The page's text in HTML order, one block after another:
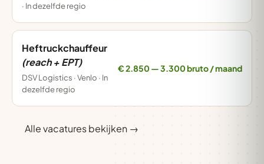
· In dezelfde regio
Heftruckchauffeur
(reach + EPT)
DSV Logistics · Venlo · In
dezelfde regio
€ 2.850 — 3.300 bruto / maand
Alle vacatures bekijken →